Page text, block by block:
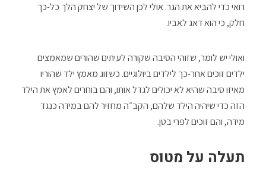
רואי כדי להביא את הגר. אולי לכן השידוך של יצחק הלך כל-כך
חלק, כי הוא דאג לאביו.
ואולי יש לומר, שזוהי הסיבה שקורה לעיתים שהורים שמאמצים
ילדים זוכים אחר-כך לילדים ביולוגיים. כשזוג מאמץ ילד שהוריו
מאיזו סיבה שהיא לא יכולים לגדל אותו, והם בוחרים לאמץ את הילד
הזה כדי שיהיה הילד שלהם, הקב״ה מחזיר להם במידה כנגד
מידה, והם זוכים לפרי בטן.
תעלה על מטוס